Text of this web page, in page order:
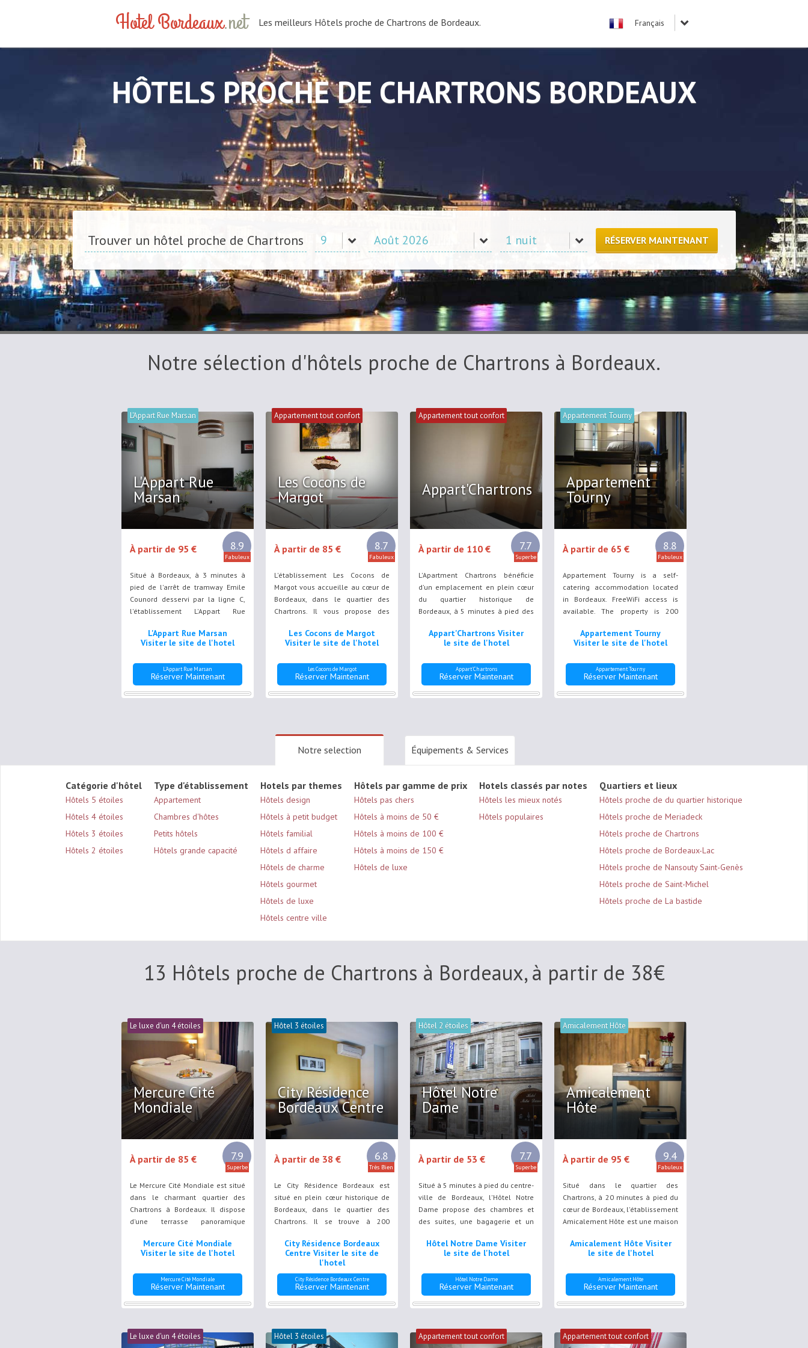
Hotel Bordeaux.net Les meilleurs Hôtels proche de Chartrons de Bordeaux.
HÔTELS PROCHE DE CHARTRONS BORDEAUX
Trouver un hôtel proche de Chartrons RÉSERVER MAINTENANT
Notre sélection d'hôtels proche de Chartrons à Bordeaux.
L'Appart Rue Marsan
L'Appart Rue
Marsan
8.9
Fabuleux
À partir de 95 €
Situé à Bordeaux, à 3 minutes à
pied de l'arrêt de tramway Emile
Counord desservi par la ligne C,
l'établissement L'Appart Rue
privée couverte et d'une connexion
Wi-Fi gratuite.
L'Appart Rue Marsan
Visiter le site de l'hotel
L'Appart Rue Marsan
Réserver Maintenant
Appartement tout confort
Les Cocons de
Margot
8.7
Fabuleux
À partir de 85 €
L'établissement Les Cocons de
Margot vous accueille au cœur de
Bordeaux, dans le quartier des
Chartrons. Il vous propose des
une connexion Wi-Fi gratuite et
certains bénéficiant d'une terrasse
Les Cocons de Margot
Visiter le site de l'hotel
Les Cocons de Margot
Réserver Maintenant
Appartement tout confort
Appart'Chartrons
7.7
Superbe
À partir de 110 €
L'Apartment Chartrons bénéficie
d'un emplacement en plein cœur
du quartier historique de
Bordeaux, à 5 minutes à pied des
tramway Cours du Médoc. Sur
place, le stationnement public est
Appart'Chartrons Visiter
le site de l'hotel
Appart'Chartrons
Réserver Maintenant
Appartement Tourny
Appartement
Tourny
8.8
Fabuleux
À partir de 65 €
Appartement Tourny is a self-
catering accommodation located
in Bordeaux. FreeWiFi access is
available. The property is 200
Esplanade Esplanade des
Quinconces and 400 metres from
Appartement Tourny
Visiter le site de l'hotel
Appartement Tourny
Réserver Maintenant
Notre selection Équipements & Services
Catégorie d'hôtel
Hôtels 5 étoiles
Hôtels 4 étoiles
Hôtels 3 étoiles
Hôtels 2 étoiles
Type d'établissement
Appartement
Chambres d'hôtes
Petits hôtels
Hôtels grande capacité
Hotels par themes
Hôtels design
Hôtels à petit budget
Hôtels familial
Hôtels d affaire
Hôtels de charme
Hôtels gourmet
Hôtels de luxe
Hôtels centre ville
Hôtels par gamme de prix
Hôtels pas chers
Hôtels à moins de 50 €
Hôtels à moins de 100 €
Hôtels à moins de 150 €
Hôtels de luxe
Hotels classés par notes
Hôtels les mieux notés
Hôtels populaires
Quartiers et lieux
Hôtels proche de du quartier historique
Hôtels proche de Meriadeck
Hôtels proche de Chartrons
Hôtels proche de Bordeaux-Lac
Hôtels proche de Nansouty Saint-Genès
Hôtels proche de Saint-Michel
Hôtels proche de La bastide
13 Hôtels proche de Chartrons à Bordeaux, à partir de 38€
Le luxe d'un 4 étoiles
Mercure Cité
Mondiale
7.9
Superbe
À partir de 85 €
Le Mercure Cité Mondiale est situé
dans le charmant quartier des
Chartrons à Bordeaux. Il dispose
d'une terrasse panoramique
pont des Pierres et la zone
portuaire.
Mercure Cité Mondiale
Visiter le site de l'hotel
Mercure Cité Mondiale
Réserver Maintenant
Hôtel 3 étoiles
City Résidence
Bordeaux Centre
6.8
Très Bien
À partir de 38 €
Le City Résidence Bordeaux est
situé en plein cœur historique de
Bordeaux, dans le quartier des
Chartrons. Il se trouve à 200
Chartrons, grâce auquel vous
pourrez rejoindre le centre-ville en
City Résidence Bordeaux
Centre Visiter le site de
l'hotel
City Résidence Bordeaux Centre
Réserver Maintenant
Hôtel 2 étoiles
Hôtel Notre
Dame
7.7
Superbe
À partir de 53 €
Situé à 5 minutes à pied du centre-
ville de Bordeaux, l'Hôtel Notre
Dame propose des chambres et
des suites, une bagagerie et un
connexion Wi-Fi dans l'ensemble
de ses locaux est mise
Hôtel Notre Dame Visiter
le site de l'hotel
Hôtel Notre Dame
Réserver Maintenant
Amicalement Hôte
Amicalement
Hôte
9.4
Fabuleux
À partir de 95 €
Situé dans le quartier des
Chartrons, à 20 minutes à pied du
cœur de Bordeaux, l'établissement
Amicalement Hôte est une maison
connexion Wi-Fi gratuite et un
patio en pierre de 14 m².
Amicalement Hôte Visiter
le site de l'hotel
Amicalement Hôte
Réserver Maintenant
Le luxe d'un 4 étoiles Hôtel 3 étoiles Appartement tout confort Appartement tout confort